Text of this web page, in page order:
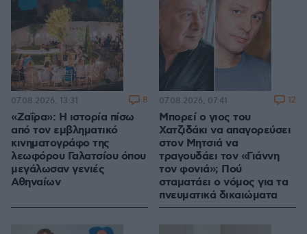
«Ζαΐρα»: Η ιστορία πίσω
από τον εμβληματικό
κινηματογράφο της
λεωφόρου Γαλατσίου όπου
μεγάλωσαν γενιές
Αθηναίων
07.08.2026, 13:31 8
Μπορεί ο γιος του
Χατζιδάκι να απαγορεύσει
στον Μητσιά να
τραγουδάει τον «Γιάννη
τον φονιά»; Πού
σταματάει ο νόμος για τα
πνευματικά δικαιώματα
07.08.2026, 07:41 12